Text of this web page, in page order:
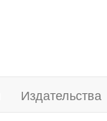
Издательства